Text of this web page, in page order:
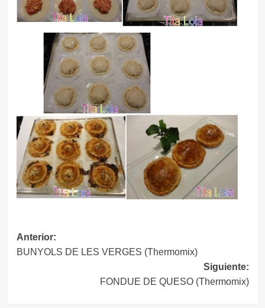
Navegación
de
Anterior:
BUNYOLS DE LES VERGES (Thermomix)
Siguiente:
FONDUE DE QUESO (Thermomix)